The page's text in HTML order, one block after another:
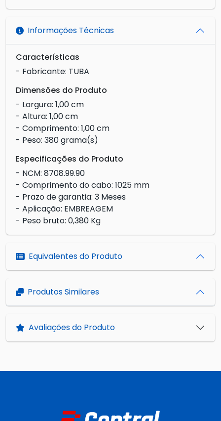
Informações Técnicas
Características
- Fabricante: TUBA
Dimensões do Produto
- Largura: 1,00 cm
- Altura: 1,00 cm
- Comprimento: 1,00 cm
- Peso: 380 grama(s)
Especificações do Produto
- NCM: 8708.99.90
- Comprimento do cabo: 1025 mm
- Prazo de garantia: 3 Meses
- Aplicação: EMBREAGEM
- Peso bruto: 0,380 Kg
Equivalentes do Produto
Produtos Similares
Avaliações do Produto